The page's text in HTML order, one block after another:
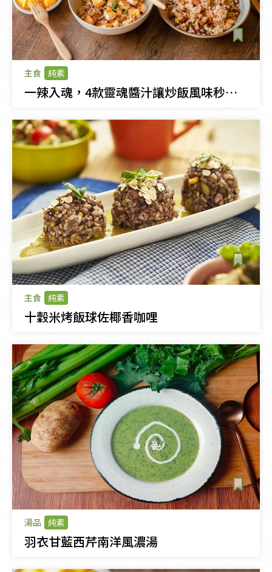
主食 純素
一辣入魂，4款靈魂醬汁讓炒飯風味秒升級
主食 純素
十穀米烤飯球佐椰香咖哩
湯品 純素
羽衣甘藍西芹南洋風濃湯